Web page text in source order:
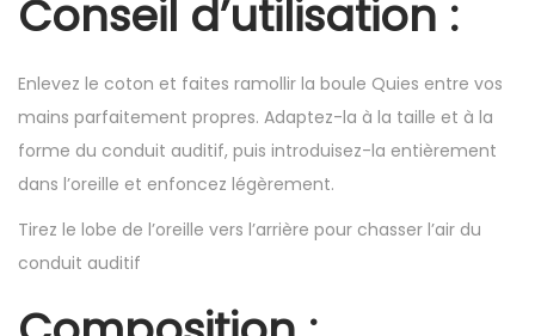
Conseil d’utilisation :
Enlevez le coton et faites ramollir la boule Quies entre vos
mains parfaitement propres. Adaptez-la à la taille et à la
forme du conduit auditif, puis introduisez-la entièrement
dans l’oreille et enfoncez légèrement.
Tirez le lobe de l’oreille vers l’arrière pour chasser l’air du
conduit auditif